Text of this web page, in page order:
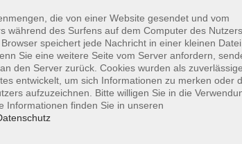
ordnen, visuelle Konzepte
Zielgruppen zuschneiden.
in kurzer Zeit erstellt werden
Werkzeuge funktionieren und
die von einer Website gesendet und vom
während des Surfens auf dem Computer des Nutzers
speichert jede Nachricht in einer kleinen
Sie eine weitere Seite vom Server anfordern,
den Server zurück. Cookies wurden als
entwickelt, um sich Informationen zu merken oder
aufzuzeichnen. Bitte willigen Sie in die
Informationen finden Sie in unseren